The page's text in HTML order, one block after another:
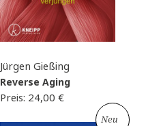
Jürgen Gießing
Reverse Aging
Preis: 24,00 €
Neu